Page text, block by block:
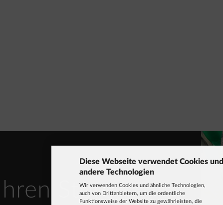
Store
Diese Webseite verwendet Cookies und
andere Technologien
Wir verwenden Cookies und ähnliche Technologien,
auch von Drittanbietern, um die ordentliche
Funktionsweise der Website zu gewährleisten, die